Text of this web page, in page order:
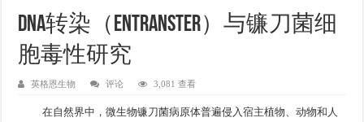
DNA转染（Entranster）与镰刀菌细
胞毒性研究
英格恩生物 评论 3,081 查看
在自然界中，微生物镰刀菌病原体普遍侵入宿主植物、动物和人